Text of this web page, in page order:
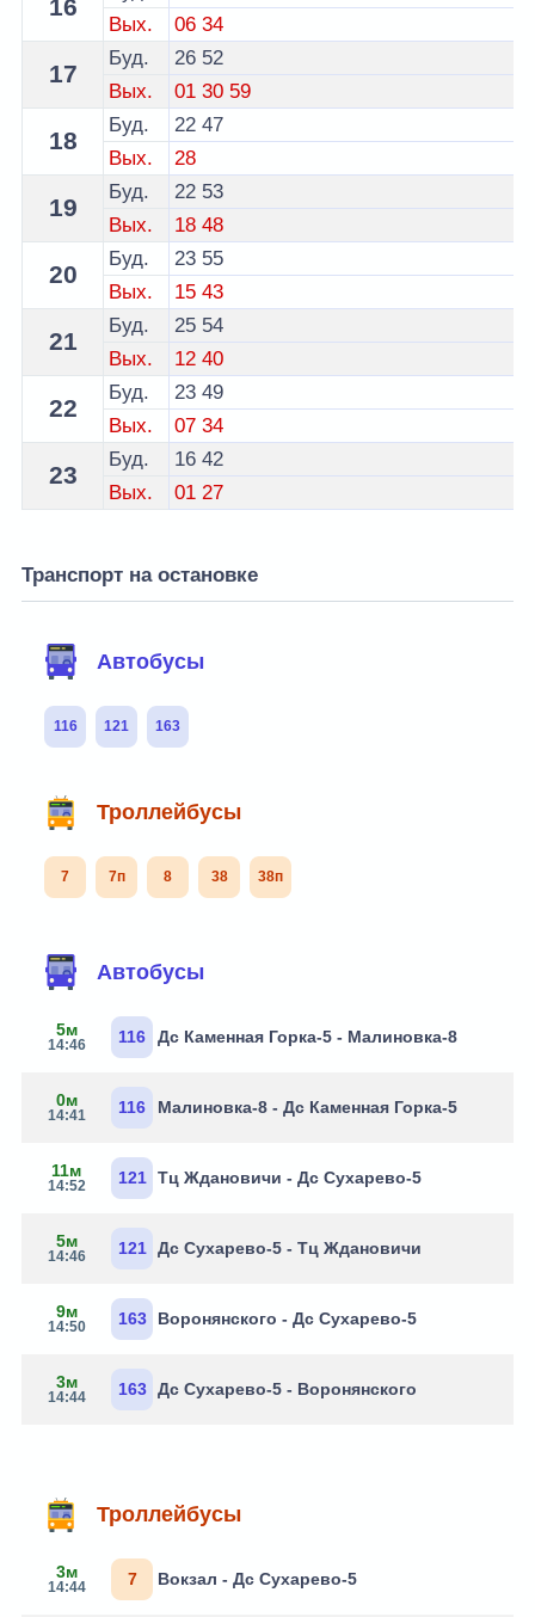
16
Вых.
06 34
17
Буд. 26 52
Вых.
01 30 59
18
Буд. 22 47
Вых.
28
19
Буд. 22 53
Вых.
18 48
20
Буд. 23 55
Вых.
15 43
21
Буд. 25 54
Вых.
12 40
22
Буд. 23 49
Вых.
07 34
23
Буд. 16 42
Вых.
01 27
Транспорт на остановке
Автобусы
116 121 163
Троллейбусы
7 7п 8 38 38п
Автобусы
5м
14:46 116 Дс Каменная Горка-5 - Малиновка-8
0м
14:41 116 Малиновка-8 - Дс Каменная Горка-5
11м
14:52 121 Тц Ждановичи - Дс Сухарево-5
5м
14:46 121 Дс Сухарево-5 - Тц Ждановичи
9м
14:50 163 Воронянского - Дс Сухарево-5
3м
14:44 163 Дс Сухарево-5 - Воронянского
Троллейбусы
3м
14:44 7 Вокзал - Дс Сухарево-5